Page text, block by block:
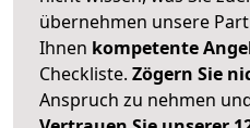
übernehmen unsere
Ihnen kompetente
Checkliste. Zögern Sie
Anspruch zu nehmen